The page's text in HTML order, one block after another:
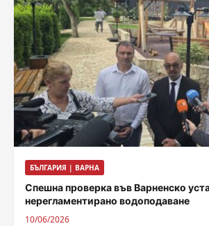
БЪЛГАРИЯ | ВАРНА
Спешна проверка във Варненско
нерегламентирано водоподаване
10/06/2026